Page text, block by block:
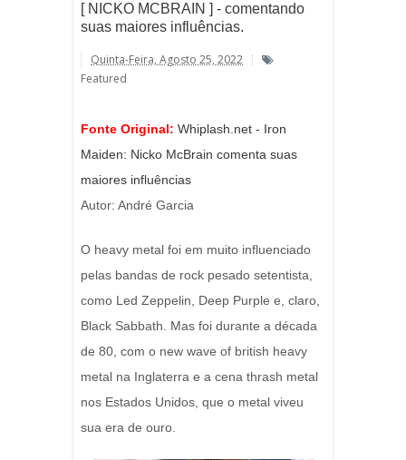
[ NICKO MCBRAIN ] - comentando
suas maiores influências.
Quinta-Feira, Agosto 25, 2022
Featured
Fonte Original: Whiplash.net - Iron
Maiden: Nicko McBrain comenta suas
maiores influências
Autor: André Garcia
O heavy metal foi em muito influenciado
pelas bandas de rock pesado setentista,
como Led Zeppelin, Deep Purple e, claro,
Black Sabbath. Mas foi durante a década
de 80, com o new wave of british heavy
metal na Inglaterra e a cena thrash metal
nos Estados Unidos, que o metal viveu
sua era de ouro.